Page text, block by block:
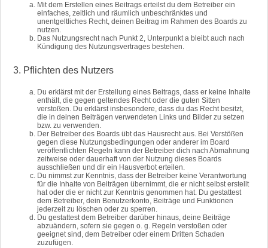
Mit dem Erstellen eines Beitrags erteilst du dem Betreiber ein
einfaches, zeitlich und räumlich unbeschränktes und
unentgeltliches Recht, deinen Beitrag im Rahmen des Boards zu
nutzen.
Das Nutzungsrecht nach Punkt 2, Unterpunkt a bleibt auch nach
Kündigung des Nutzungsvertrages bestehen.
3. Pflichten des Nutzers
Du erklärst mit der Erstellung eines Beitrags, dass er keine Inhalte
enthält, die gegen geltendes Recht oder die guten Sitten
verstoßen. Du erklärst insbesondere, dass du das Recht besitzt,
die in deinen Beiträgen verwendeten Links und Bilder zu setzen
bzw. zu verwenden.
Der Betreiber des Boards übt das Hausrecht aus. Bei Verstößen
gegen diese Nutzungsbedingungen oder anderer im Board
veröffentlichten Regeln kann der Betreiber dich nach Abmahnung
zeitweise oder dauerhaft von der Nutzung dieses Boards
ausschließen und dir ein Hausverbot erteilen.
Du nimmst zur Kenntnis, dass der Betreiber keine Verantwortung
für die Inhalte von Beiträgen übernimmt, die er nicht selbst erstellt
hat oder die er nicht zur Kenntnis genommen hat. Du gestattest
dem Betreiber, dein Benutzerkonto, Beiträge und Funktionen
jederzeit zu löschen oder zu sperren.
Du gestattest dem Betreiber darüber hinaus, deine Beiträge
abzuändern, sofern sie gegen o. g. Regeln verstoßen oder
geeignet sind, dem Betreiber oder einem Dritten Schaden
zuzufügen.